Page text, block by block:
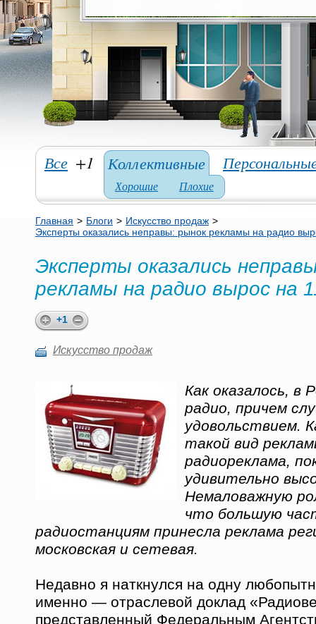
Все +1 Коллективные
Хорошие Плохие
Главная > Блоги > Искусство продаж >
Эксперты оказались неправы: рынок рекламы на радио
Эксперты оказались
рекламы на радио вырос на
+1
Искусство продаж
Как оказалось, в
радио, причем
удовольствием.
такой вид
радиореклама,
удивительно
Немаловажную
что большую
радиостанциям принесла реклама
московская и сетевая.
Недавно я наткнулся на одну
именно — отраслевой доклад
представленный Федеральным